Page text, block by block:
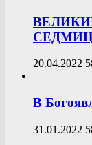
20.04.2022
В
31.01.2022